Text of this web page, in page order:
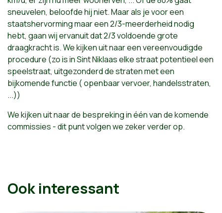
sneuvelen, beloofde hij niet. Maar als je voor een
staatshervorming maar een 2/3-meerderheid nodig
hebt, gaan wij ervanuit dat 2/3 voldoende grote
draagkracht is. We kijken uit naar een vereenvoudigde
procedure (zo is in Sint Niklaas elke straat potentieel een
speelstraat, uitgezonderd de straten met een
bijkomende functie ( openbaar vervoer, handelsstraten,
...))
We kijken uit naar de bespreking in één van de komende
commissies - dit punt volgen we zeker verder op.
Ook interessant